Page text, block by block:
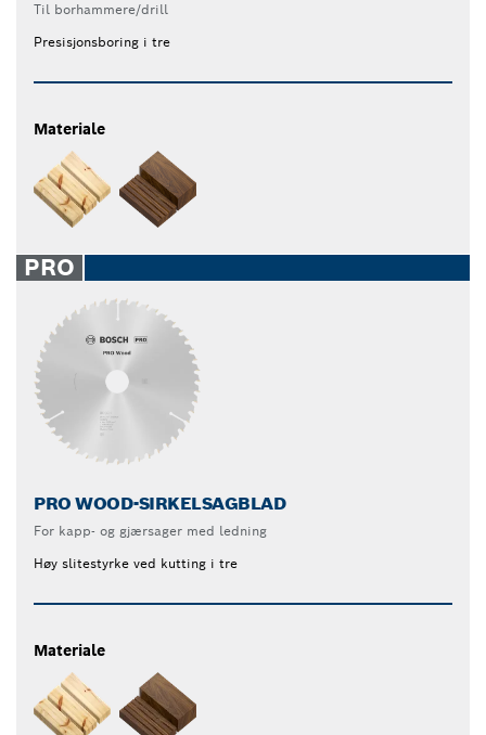
Til borhammere/drill
Presisjonsboring i tre
Materiale
PRO
PRO WOOD-SIRKELSAGBLAD
For kapp- og gjærsager med ledning
Høy slitestyrke ved kutting i tre
Materiale